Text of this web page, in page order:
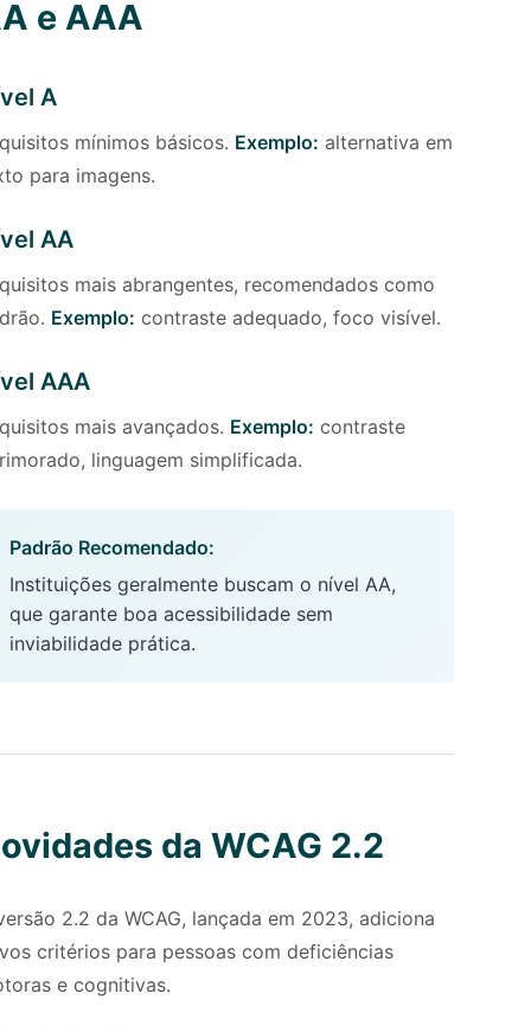
e AAA
A
mínimos básicos. Exemplo: alternativa em
para imagens.
AA
mais abrangentes, recomendados como
Exemplo: contraste adequado, foco visível.
AAA
mais avançados. Exemplo: contraste
linguagem simplificada.
Padrão Recomendado:
Instituições geralmente buscam o nível AA,
que garante boa acessibilidade sem
inviabilidade prática.
da WCAG 2.2
2.2 da WCAG, lançada em 2023, adiciona
critérios para pessoas com deficiências
e cognitivas.